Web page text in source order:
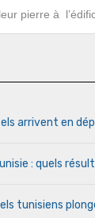
pierre à
arrivent en
: quels
tunisiens